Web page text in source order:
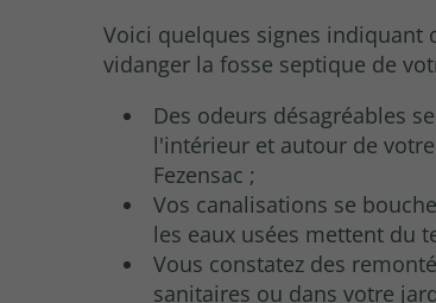
Voici quelques signes indiquant
vidanger la fosse septique de
Des odeurs désagréables
l'intérieur et autour de
Fezensac ;
Vos canalisations se
les eaux usées mettent du
Vous constatez des
sanitaires ou dans votre